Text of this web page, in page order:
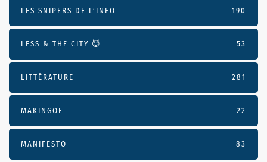
LES SNIPERS DE L’INFO 190
LESS & THE CITY 😈 53
LITTÉRATURE 281
MAKINGOF 22
MANIFESTO 83